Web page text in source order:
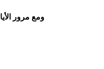
ومع مرور